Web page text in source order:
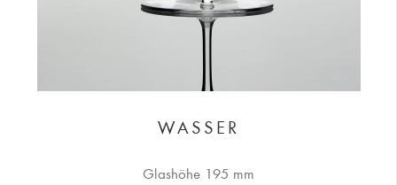
WASSER
Glashöhe 195 mm